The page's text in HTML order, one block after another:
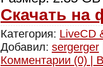
Скачать на
Категория: LiveCD
Добавил: sergerger
Комментарии (0) |